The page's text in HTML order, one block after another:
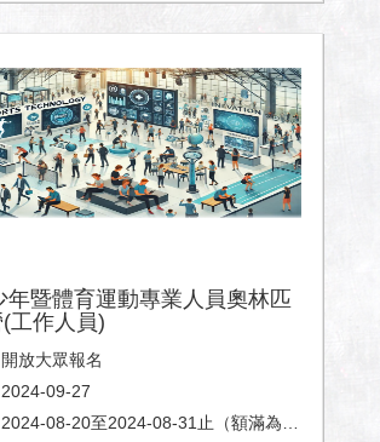
年暨體育運動專業人員奧林匹
工作人員)
放大眾報名
09-27
08-20至2024-08-31止（額滿為止）